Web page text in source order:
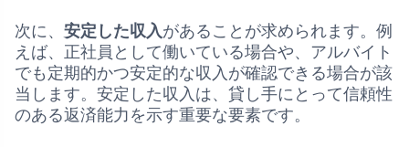
次に、安定した収入があることが求められます。例
えば、正社員として働いている場合や、アルバイト
でも定期的かつ安定的な収入が確認できる場合が該
当します。安定した収入は、貸し手にとって信頼性
のある返済能力を示す重要な要素です。